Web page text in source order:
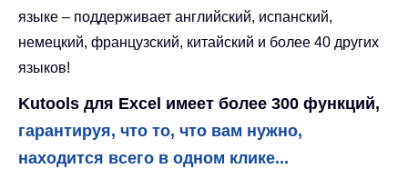
языке – поддерживает английский, испанский,
немецкий, французский, китайский и более 40 других
языков!
Kutools для Excel имеет более 300 функций,
гарантируя, что то, что вам нужно,
находится всего в одном клике...